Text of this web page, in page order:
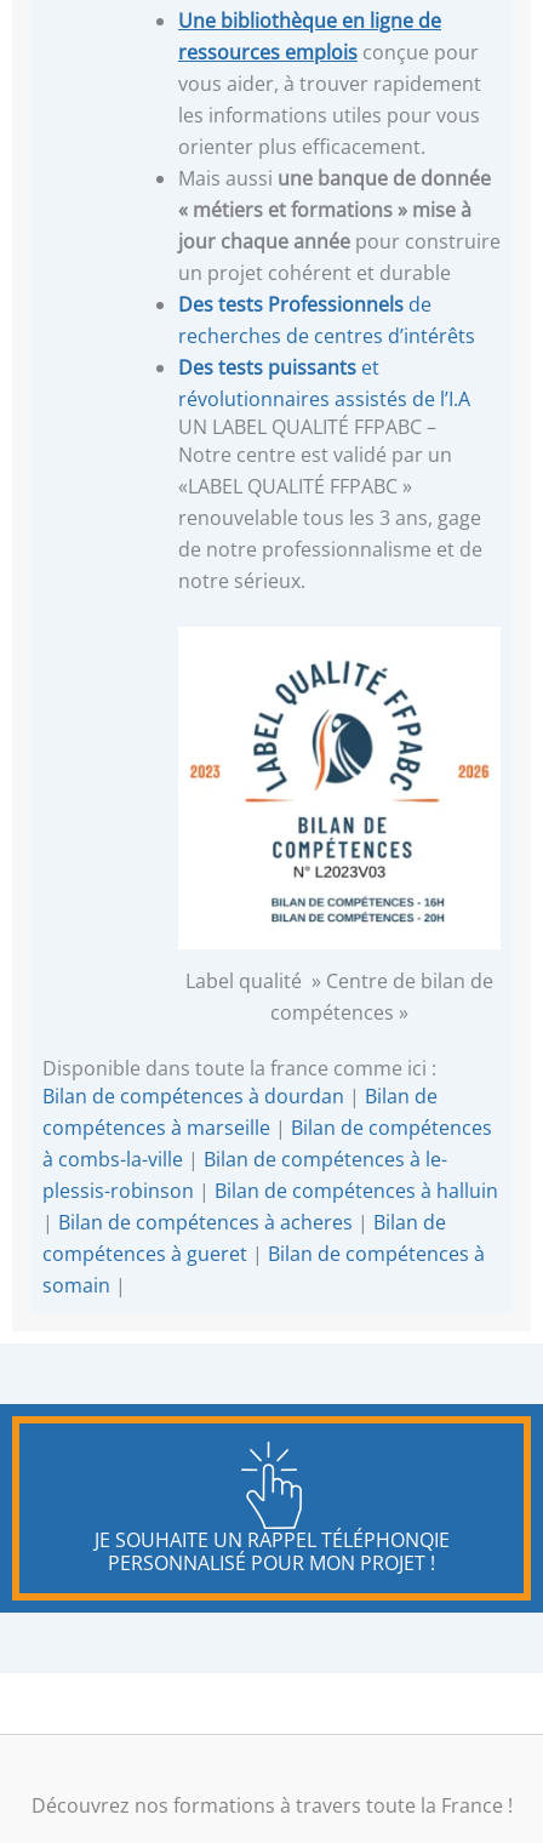
Une bibliothèque en ligne de
ressources emplois conçue pour
vous aider, à trouver rapidement
les informations utiles pour vous
orienter plus efficacement.
Mais aussi une banque de donnée
« métiers et formations » mise à
jour chaque année pour construire
un projet cohérent et durable
Des tests Professionnels de
recherches de centres d’intérêts
Des tests puissants et
révolutionnaires assistés de l’I.A
UN LABEL QUALITÉ FFPABC –
Notre centre est validé par un
«LABEL QUALITÉ FFPABC »
renouvelable tous les 3 ans, gage
de notre professionnalisme et de
notre sérieux.
Label qualité » Centre de bilan de
compétences »
Disponible dans toute la france comme ici :
Bilan de compétences à dourdan | Bilan de
compétences à marseille | Bilan de compétences
à combs-la-ville | Bilan de compétences à le-
plessis-robinson | Bilan de compétences à halluin
| Bilan de compétences à acheres | Bilan de
compétences à gueret | Bilan de compétences à
somain |
JE SOUHAITE UN RAPPEL TÉLÉPHONQIE
PERSONNALISÉ POUR MON PROJET !
Découvrez nos formations à travers toute la France !